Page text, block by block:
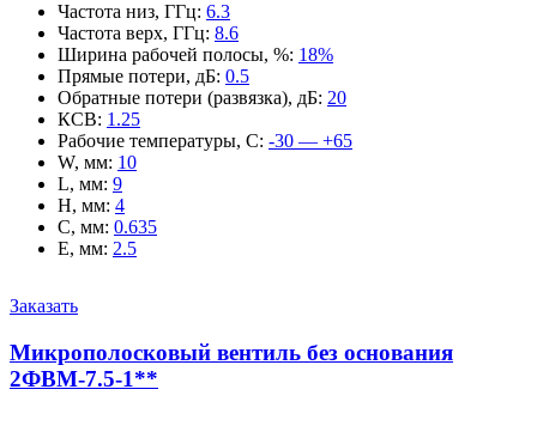
Частота низ, ГГц: 6.3
Частота верх, ГГц: 8.6
Ширина рабочей полосы, %: 18%
Прямые потери, дБ: 0.5
Обратные потери (развязка), дБ: 20
КСВ: 1.25
Рабочие температуры, С: -30 — +65
W, мм: 10
L, мм: 9
H, мм: 4
C, мм: 0.635
E, мм: 2.5
Заказать
Микрополосковый вентиль без основания
2ФВМ-7.5-1**